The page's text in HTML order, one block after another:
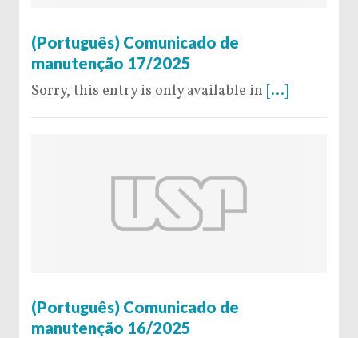
(Português) Comunicado de
manutenção 17/2025
Sorry, this entry is only available in [...]
(Português) Comunicado de
manutenção 16/2025